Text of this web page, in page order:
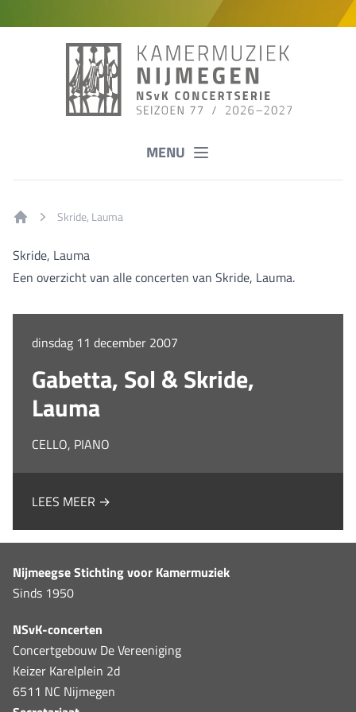
MENU
Skride, Lauma
Skride, Lauma
Een overzicht van alle concerten van Skride, Lauma.
dinsdag 11 december 2007
Gabetta, Sol & Skride,
Lauma
CELLO, PIANO
LEES MEER →
Nijmeegse Stichting voor Kamermuziek
Sinds 1950
NSvK-concerten
Concertgebouw De Vereeniging
Keizer Karelplein 2d
6511 NC Nijmegen